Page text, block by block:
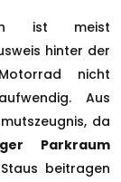
ist meist
hinter der
nicht
Aus
da
Parkraum
beitragen